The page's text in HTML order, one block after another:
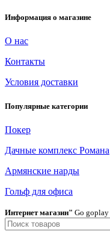
Информация о магазине
О нас
Контакты
Условия доставки
Популярные категории
Покер
Дачные комплекс Романа
Армянские нарды
Гольф для офиса
Интернет магазин" Go goplay